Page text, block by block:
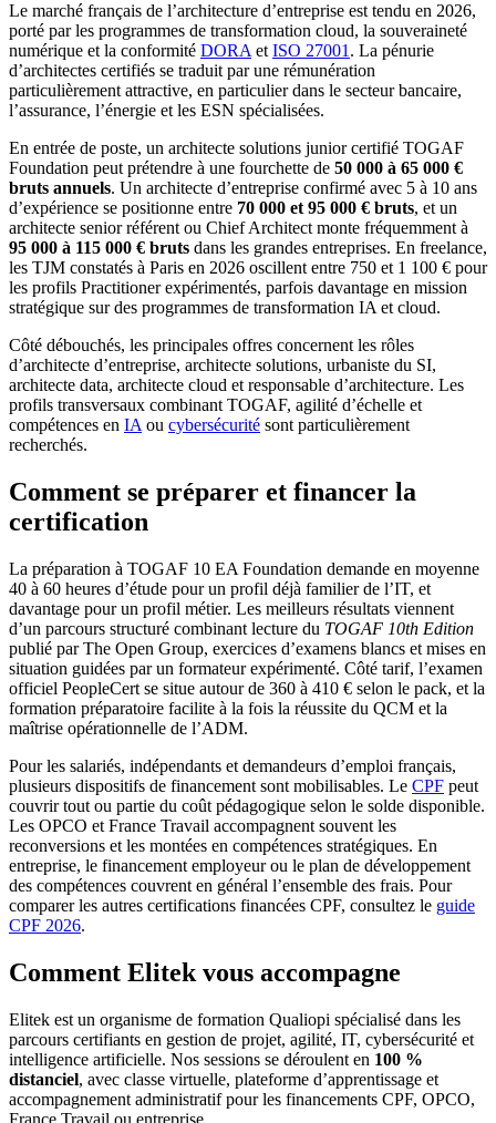
Le marché français de l’architecture d’entreprise est tendu en 2026,
porté par les programmes de transformation cloud, la souveraineté
numérique et la conformité DORA et ISO 27001 . La pénurie
d’architectes certifiés se traduit par une rémunération
particulièrement attractive, en particulier dans le secteur bancaire,
l’assurance, l’énergie et les ESN spécialisées.
En entrée de poste, un architecte solutions junior certifié TOGAF
Foundation peut prétendre à une fourchette de 50 000 à 65 000 €
bruts annuels. Un architecte d’entreprise confirmé avec 5 à 10 ans
d’expérience se positionne entre 70 000 et 95 000 € bruts, et un
architecte senior référent ou Chief Architect monte fréquemment à
95 000 à 115 000 € bruts dans les grandes entreprises. En freelance,
les TJM constatés à Paris en 2026 oscillent entre 750 et 1 100 € pour
les profils Practitioner expérimentés, parfois davantage en mission
stratégique sur des programmes de transformation IA et cloud.
Côté débouchés, les principales offres concernent les rôles
d’architecte d’entreprise, architecte solutions, urbaniste du SI,
architecte data, architecte cloud et responsable d’architecture. Les
profils transversaux combinant TOGAF, agilité d’échelle et
compétences en IA ou cybersécurité sont particulièrement
recherchés.
Comment se préparer et financer la
certification
La préparation à TOGAF 10 EA Foundation demande en moyenne
40 à 60 heures d’étude pour un profil déjà familier de l’IT, et
davantage pour un profil métier. Les meilleurs résultats viennent
d’un parcours structuré combinant lecture du TOGAF 10th Edition
publié par The Open Group, exercices d’examens blancs et mises en
situation guidées par un formateur expérimenté. Côté tarif, l’examen
officiel PeopleCert se situe autour de 360 à 410 € selon le pack, et la
formation préparatoire facilite à la fois la réussite du QCM et la
maîtrise opérationnelle de l’ADM.
Pour les salariés, indépendants et demandeurs d’emploi français,
plusieurs dispositifs de financement sont mobilisables. Le CPF peut
couvrir tout ou partie du coût pédagogique selon le solde disponible.
Les OPCO et France Travail accompagnent souvent les
reconversions et les montées en compétences stratégiques. En
entreprise, le financement employeur ou le plan de développement
des compétences couvrent en général l’ensemble des frais. Pour
comparer les autres certifications financées CPF, consultez le guide
CPF 2026.
Comment Elitek vous accompagne
Elitek est un organisme de formation Qualiopi spécialisé dans les
parcours certifiants en gestion de projet, agilité, IT, cybersécurité et
intelligence artificielle. Nos sessions se déroulent en 100 %
distanciel, avec classe virtuelle, plateforme d’apprentissage et
accompagnement administratif pour les financements CPF, OPCO,
France Travail ou entreprise.